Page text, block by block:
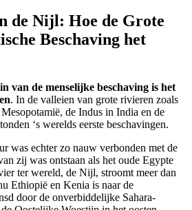
de Nijl: Hoe de Grote
Beschaving het
van de menselijke beschaving is het
. In de valleien van grote rivieren zoals
de Indus in India en de
‘s werelds eerste beschavingen.
was echter zo nauw verbonden met de
zij was ontstaan als het oude Egypte
ter wereld, de Nijl, stroomt meer dan
Ethiopië en Kenia is naar de
door de onverbiddelijke Sahara-